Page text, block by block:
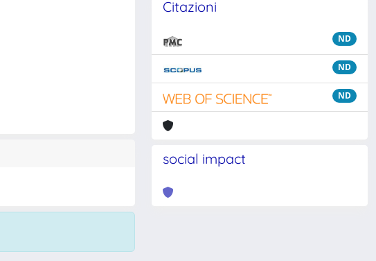
Citazioni
ND
ND
ND
social impact